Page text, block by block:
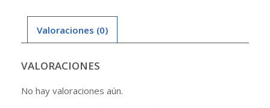
Mm
GodoyValoraciones (0)
VALORACIONES
No hay valoraciones aún.